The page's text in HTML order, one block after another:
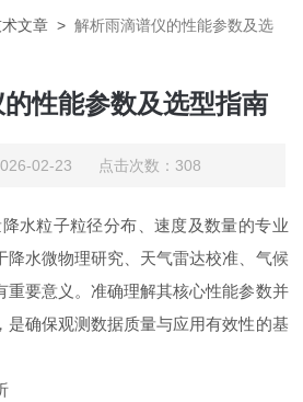
文章 >解析雨滴谱仪的性能参数及选
性能参数及选型指南
02-23 点击次数：308
水粒子粒径分布、速度及数量的专业
降水微物理研究、天气雷达校准、气候
重要意义。准确理解其核心性能参数并
是确保观测数据质量与应用有效性的基